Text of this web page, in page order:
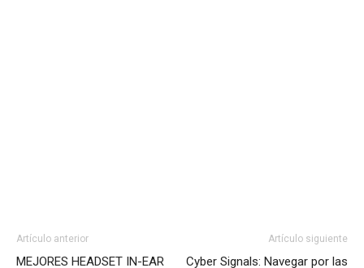
Artículo anterior
MEJORES HEADSET IN-EAR
Artículo siguiente
Cyber Signals: Navegar por las